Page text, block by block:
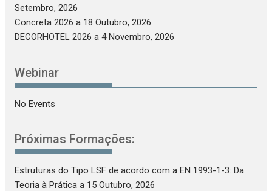
Setembro, 2026
Concreta 2026 a 18 Outubro, 2026
DECORHOTEL 2026 a 4 Novembro, 2026
Webinar
No Events
Próximas Formações:
Estruturas do Tipo LSF de acordo com a EN 1993-1-3: Da
Teoria à Prática a 15 Outubro, 2026